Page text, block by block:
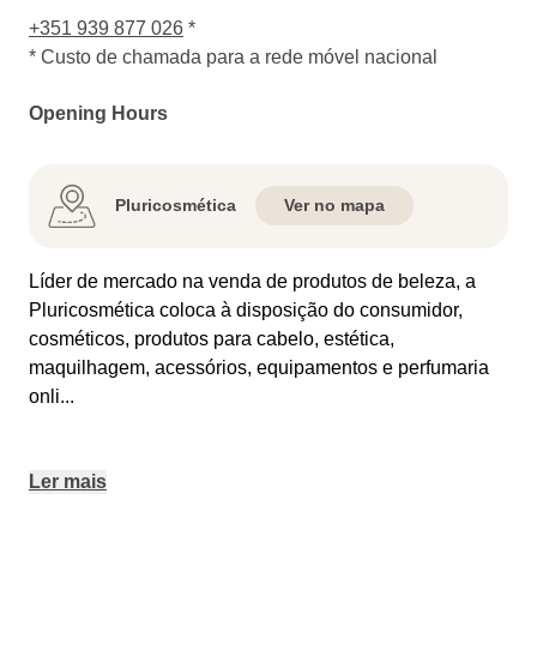
+351 939 877 026 *
* Custo de chamada para a rede móvel nacional
Opening Hours
Pluricosmética Ver no mapa
Líder de mercado na venda de produtos de beleza, a
Pluricosmética coloca à disposição do consumidor,
cosméticos, produtos para cabelo, estética,
maquilhagem, acessórios, equipamentos e perfumaria
onli...
Ler mais